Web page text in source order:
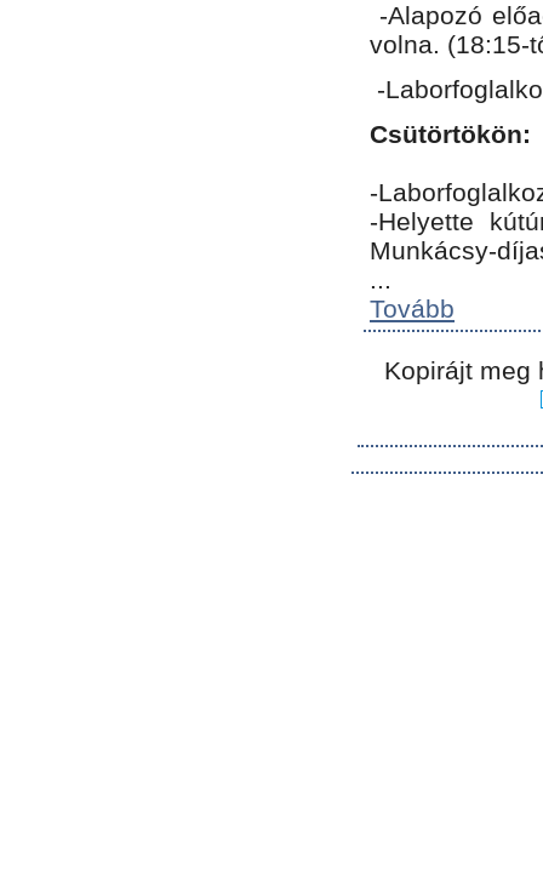
-Alapozó
volna. (18:15-
-
Csütörtökön:
-
-Helyette
Munkácsy-
...
Tovább
Kopirájt meg